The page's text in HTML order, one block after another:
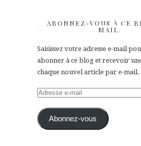
ABONNEZ-VOUS À CE
MAIL.
Saisissez votre adresse e-mail
abonner à ce blog et recevoir
chaque nouvel article par e-mail.
Adresse
mail Abonnez-vous